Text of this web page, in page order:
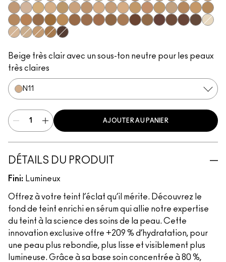
NC5NC10NW10N11NC11NC11.5
NW11NC12NC14.5
N12C4N18NC15NC16NC17.5
NC18NW15
NW18N32NC20NW20
NC25C3.5NW22NW25
NC27C4.5NC30NW30
NC35NC38NW35NC40
NC42
NW40NW43NW45NC45
NC47NC50
Beige très clair avec un sous-ton neutre pour les peaux
très claires
N11
AJOUTER AU PANIER
DÉTAILS DU PRODUIT
Fini: Lumineux
Offrez à votre teint l’éclat qu’il mérite. Découvrez le
fond de teint enrichi en sérum qui allie notre expertise
du teint à la science des soins de la peau. Cette
innovation exclusive offre +209 % d’hydratation, pour
une peau plus rebondie, plus lisse et visiblement plus
lumineuse. Grâce à sa base soin concentrée à 80 %,